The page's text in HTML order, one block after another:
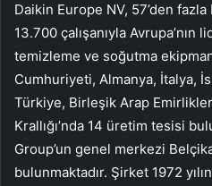
Daikin Europe NV, 57’den
13.700 çalışanıyla Avrupa’nın
temizleme ve soğutma
Cumhuriyeti, Almanya, İtalya,
Türkiye, Birleşik Arap
Krallığı’nda 14 üretim tesisi
Group’un genel merkezi
bulunmaktadır. Şirket 1972